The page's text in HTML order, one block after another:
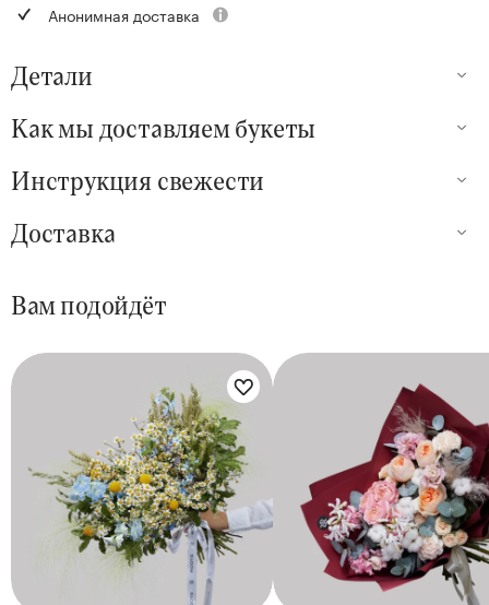
Анонимная доставка
Детали
Как мы доставляем букеты
Инструкция свежести
Доставка
Вам подойдёт
Цветы букета: Цветы букета: